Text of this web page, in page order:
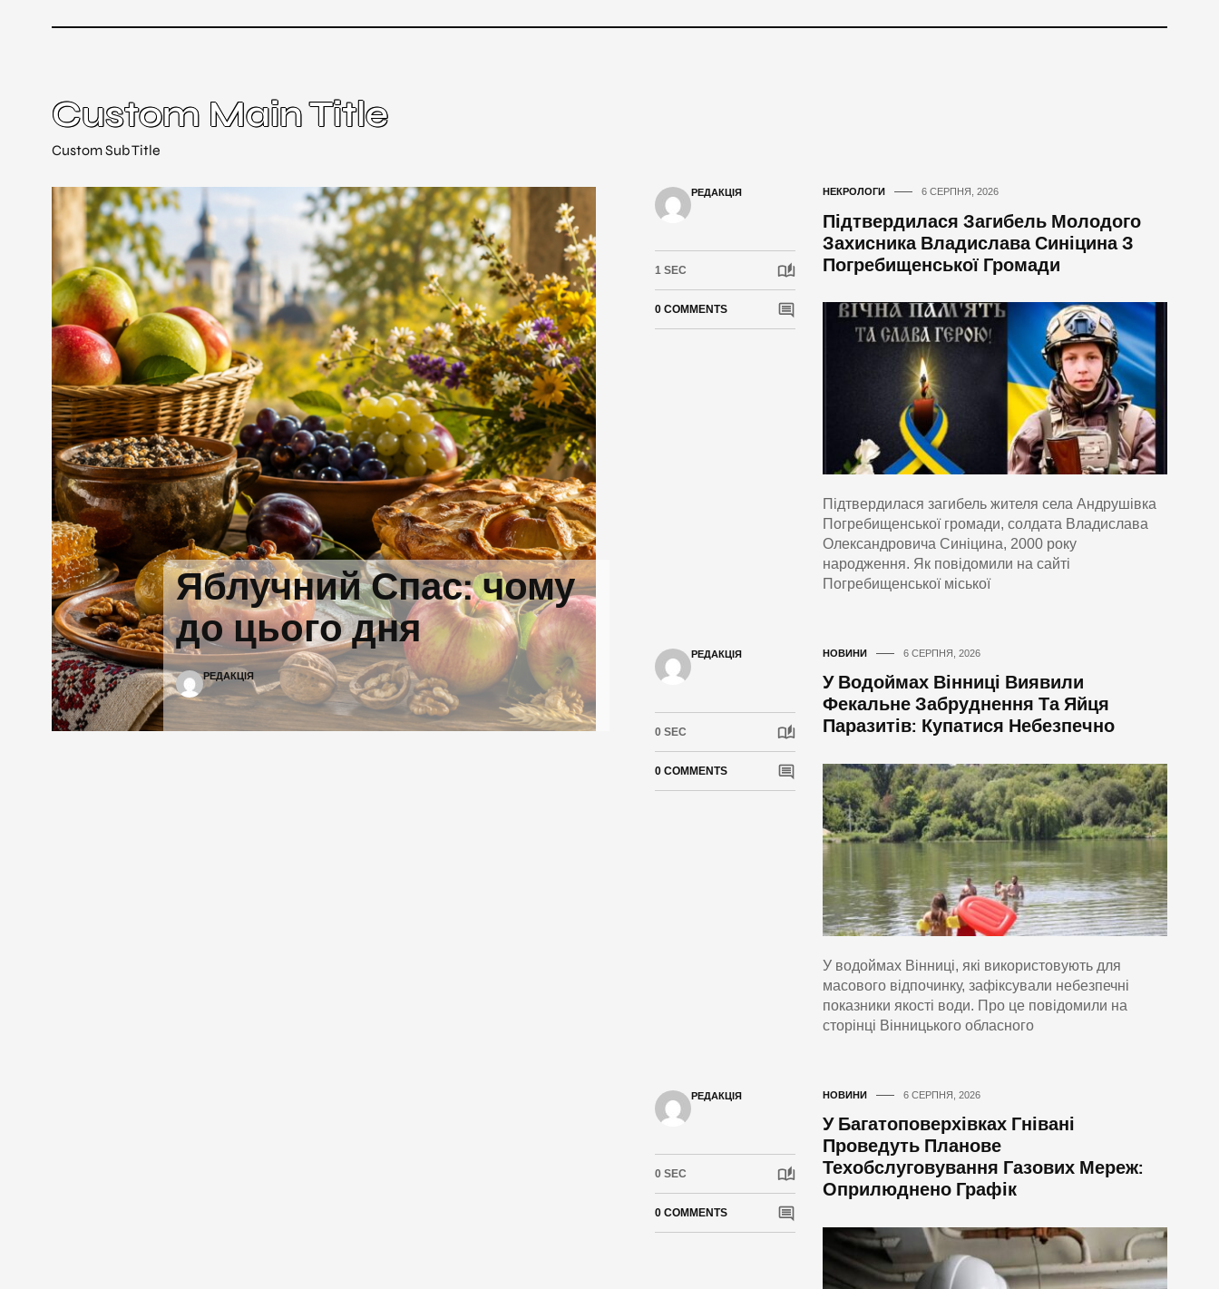
Custom Main Title
Custom Sub Title
Яблучний Спас: чому
до цього дня
РЕДАКЦІЯ
РЕДАКЦІЯ
1 SEC
0 COMMENTS
НЕКРОЛОГИ 6 СЕРПНЯ, 2026
Підтвердилася Загибель Молодого
Захисника Владислава Синіцина З
Погребищенської Громади
Підтвердилася загибель жителя села Андрушівка
Погребищенської громади, солдата Владислава
Олександровича Синіцина, 2000 року
народження. Як повідомили на сайті
Погребищенської міської
РЕДАКЦІЯ
0 SEC
0 COMMENTS
НОВИНИ 6 СЕРПНЯ, 2026
У Водоймах Вінниці Виявили
Фекальне Забруднення Та Яйця
Паразитів: Купатися Небезпечно
У водоймах Вінниці, які використовують для
масового відпочинку, зафіксували небезпечні
показники якості води. Про це повідомили на
сторінці Вінницького обласного
РЕДАКЦІЯ
0 SEC
0 COMMENTS
НОВИНИ 6 СЕРПНЯ, 2026
У Багатоповерхівках Гнівані
Проведуть Планове
Техобслуговування Газових Мереж:
Оприлюднено Графік